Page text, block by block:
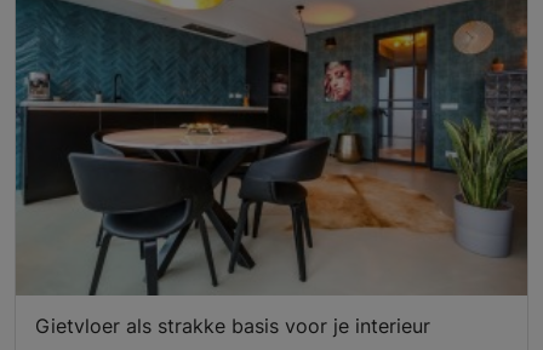
Gietvloer als strakke basis voor je interieur